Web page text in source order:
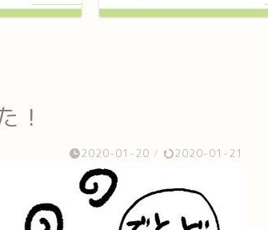
！
2020-01-20 / 2020-01-21